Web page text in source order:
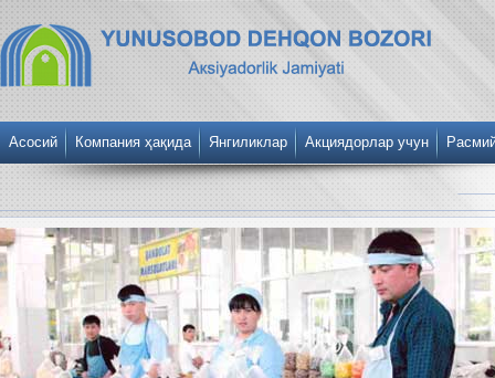
Асосий Компания ҳақида Янгиликлар Акциядорлар учун